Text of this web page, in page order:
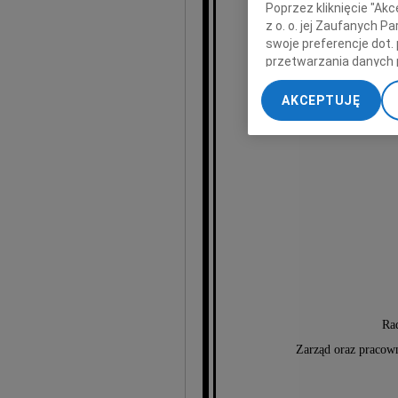
Zarząd oraz
Poprzez kliknięcie
z o. o. jej Zaufanych
swoje preferencje dot.
przetwarzania danych
„Ustawienia
My, nasi Zaufani
dokładnych danych
Przechowywanie
AKCEPTUJĘ